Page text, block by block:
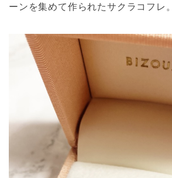
ーンを集めて作られたサクラコフレ。